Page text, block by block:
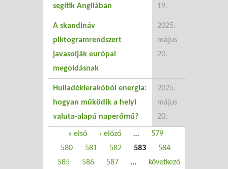
segítik Angliában
19.
A skandináv
piktogramrendszert
javasolják európai
megoldásnak
2025.
május
20.
Hulladéklerakóból energia:
hogyan működik a helyi
valuta-alapú naperőmű?
2025.
május
20.
Oldalak« első ‹ előző …
579
580
581 582 583
584
585
586 587 …
következő